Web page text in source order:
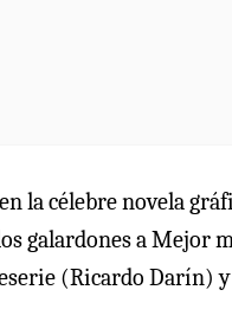
la célebre novela
los galardones a
(Ricardo Darín)